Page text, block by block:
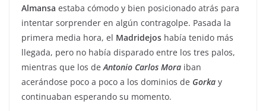
Almansa estaba cómodo y bien posicionado atrás para
intentar sorprender en algún contragolpe. Pasada la
primera media hora, el Madridejos había tenido más
llegada, pero no había disparado entre los tres palos,
mientras que los deAntonio Carlos Mora iban
acerándose poco a poco a los dominios de Gorka y
continuaban esperando su momento.